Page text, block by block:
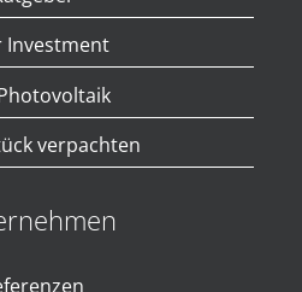
Investment
verpachten